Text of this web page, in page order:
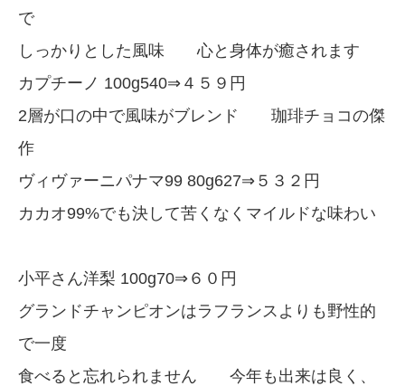
で
しっかりとした風味 心と身体が癒されます
カプチーノ 100g540⇒４５９円
2層が口の中で風味がブレンド 珈琲チョコの傑
作
ヴィヴァーニパナマ99 80g627⇒５３２円
カカオ99%でも決して苦くなくマイルドな味わい
小平さん洋梨 100g70⇒６０円
グランドチャンピオンはラフランスよりも野性的
で一度
食べると忘れられません 今年も出来は良く、